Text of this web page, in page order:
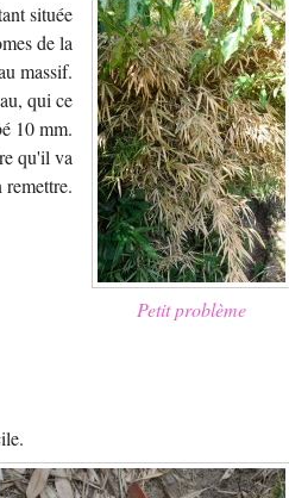
Petit problème
située
de la
massif.
qui ce
10 mm.
qu'il va
remettre.